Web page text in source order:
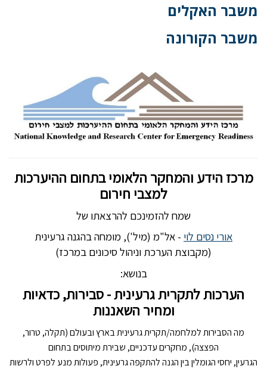
משבר האקלים
משבר הקורונה
מרכז הידע והמחקר הלאומי בתחום ההיערכות
למצבי חירום
שמח להזמינכם להרצאתו של
אורי נסים לוי - אל"מ (מיל'), מומחה בהגנה גרעינית
(מקבוצת הערכת וניהול סיכונים במרכז)
בנושא:
הערכות לתקרית גרעינית - סבירות, כדאיות
ומחיר השאננות
מה הסבירות למלחמה/תקרית גרעינית בארץ ובעולם (תקלה, טרור,
הפצצה), מחקרים עדכניים, שבירת מיתוסים בתחום
הגרעין, יחסי הגומלין בין הגנה להתקפה גרעינית, פעולות מנע לפרט ולרשות